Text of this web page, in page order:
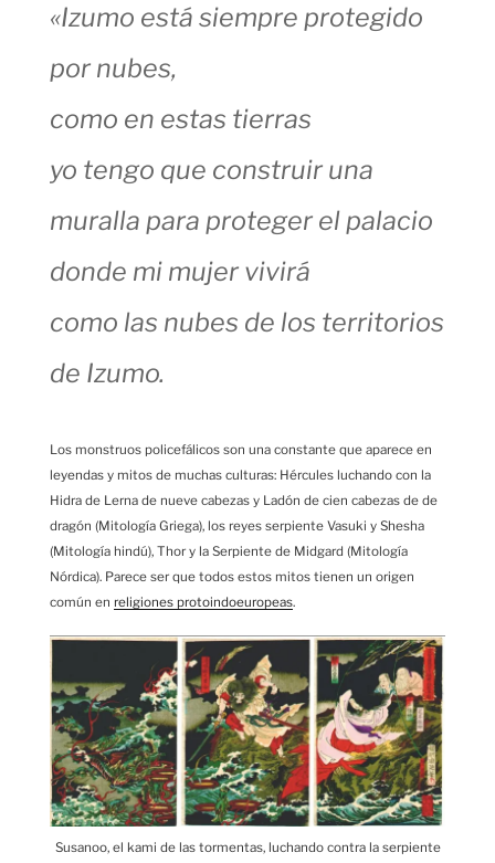
«Izumo está siempre protegido
por nubes,
como en estas tierras
yo tengo que construir una
muralla para proteger el palacio
donde mi mujer vivirá
como las nubes de los territorios
de Izumo.
Los monstruos policefálicos son una constante que aparece en
leyendas y mitos de muchas culturas: Hércules luchando con la
Hidra de Lerna de nueve cabezas y Ladón de cien cabezas de de
dragón (Mitología Griega), los reyes serpiente Vasuki y Shesha
(Mitología hindú), Thor y la Serpiente de Midgard (Mitología
Nórdica). Parece ser que todos estos mitos tienen un origen
común en religiones protoindoeuropeas.
Susanoo, el kami de las tormentas, luchando contra la serpiente